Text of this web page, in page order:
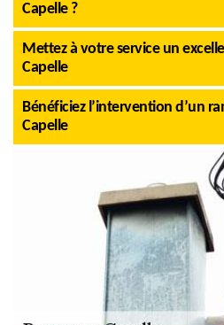
Capelle ?
Mettez à votre service un
Capelle
Bénéficiez l’intervention d’un
Capelle